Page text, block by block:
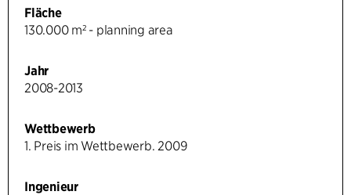
Fläche
130.000 m² - planning area
Jahr
2008-2013
Wettbewerb
1. Preis im Wettbewerb. 2009
Ingenieur